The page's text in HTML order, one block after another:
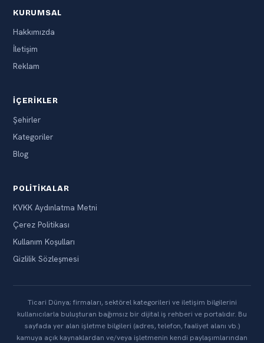
KURUMSAL
Hakkımızda
İletişim
Reklam
İÇERIKLER
Şehirler
Kategoriler
Blog
POLITIKALAR
KVKK Aydınlatma Metni
Çerez Politikası
Kullanım Koşulları
Gizlilik Sözleşmesi
Ticari Dünya; firmaları, sektörel kategorileri ve iletişim bilgilerini
kullanıcılarla buluşturan bağımsız bir dijital iş rehberi ve portalıdır. Bu
sayfada yer alan işletme bilgileri (adres, telefon, faaliyet alanı vb.)
kamuya açık kaynaklardan ve/veya işletmenin kendi paylaşımlarından